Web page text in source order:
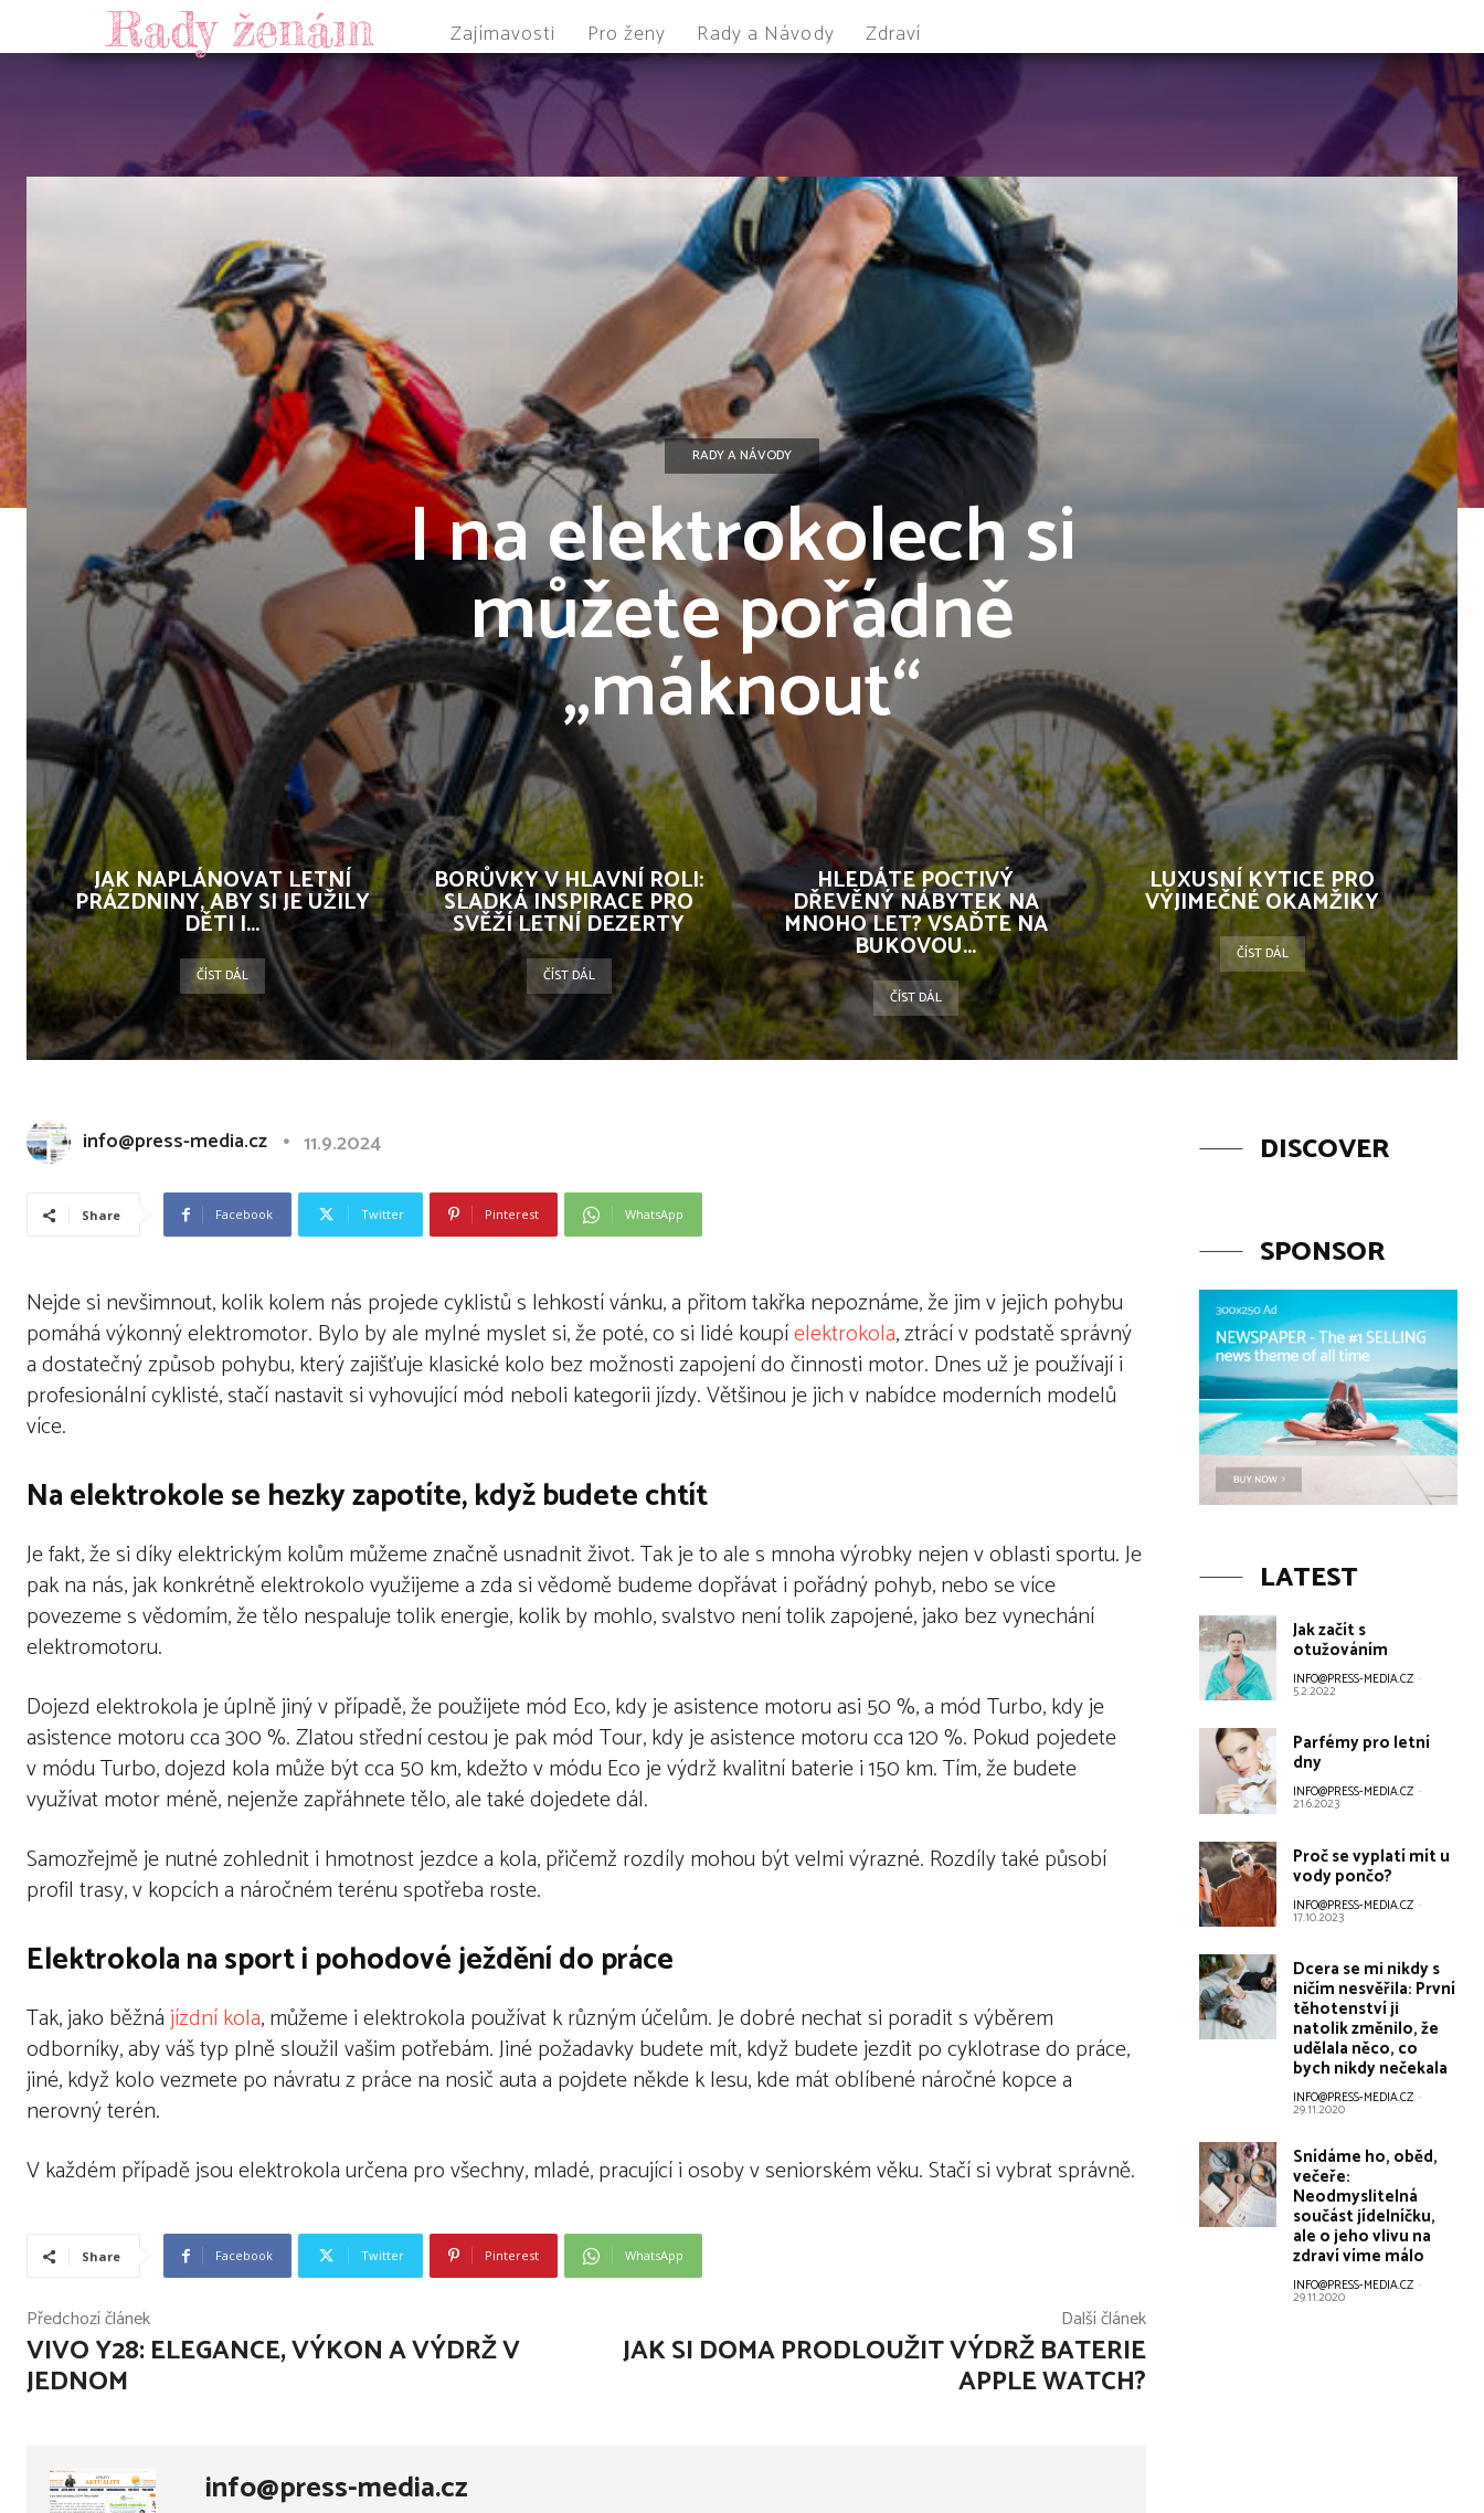
Rady ženám Zajímavosti Pro ženy Rady a Návody Zdraví
RADY A NÁVODY
I na elektrokolech si
můžete pořádně
„máknout“
JAK NAPLÁNOVAT LETNÍ
PRÁZDNINY, ABY SI JE UŽILY
DĚTI I...
ČÍST DÁL
BORŮVKY V HLAVNÍ ROLI:
SLADKÁ INSPIRACE PRO
SVĚŽÍ LETNÍ DEZERTY
ČÍST DÁL
HLEDÁTE POCTIVÝ
DŘEVĚNÝ NÁBYTEK NA
MNOHO LET? VSAĎTE NA
BUKOVOU...
ČÍST DÁL
LUXUSNÍ KYTICE PRO
VÝJIMEČNÉ OKAMŽIKY
ČÍST DÁL
info@press-media.cz 11.9.2024
Share Facebook Twitter Pinterest WhatsApp
Nejde si nevšimnout, kolik kolem nás projede cyklistů s lehkostí vánku, a přitom takřka nepoznáme, že jim v jejich pohybu
pomáhá výkonný elektromotor. Bylo by ale mylné myslet si, že poté, co si lidé koupíelektrokola, ztrácí v podstatě správný
a dostatečný způsob pohybu, který zajišťuje klasické kolo bez možnosti zapojení do činnosti motor. Dnes už je používají i
profesionální cyklisté, stačí nastavit si vyhovující mód neboli kategorii jízdy. Většinou je jich v nabídce moderních modelů
více.
Na elektrokole se hezky zapotíte, když budete chtít
Je fakt, že si díky elektrickým kolům můžeme značně usnadnit život. Tak je to ale s mnoha výrobky nejen v oblasti sportu. Je
pak na nás, jak konkrétně elektrokolo využijeme a zda si vědomě budeme dopřávat i pořádný pohyb, nebo se více
povezeme s vědomím, že tělo nespaluje tolik energie, kolik by mohlo, svalstvo není tolik zapojené, jako bez vynechání
elektromotoru.
Dojezd elektrokola je úplně jiný v případě, že použijete mód Eco, kdy je asistence motoru asi 50 %, a mód Turbo, kdy je
asistence motoru cca 300 %. Zlatou střední cestou je pak mód Tour, kdy je asistence motoru cca 120 %. Pokud pojedete
v módu Turbo, dojezd kola může být cca 50 km, kdežto v módu Eco je výdrž kvalitní baterie i 150 km. Tím, že budete
využívat motor méně, nejenže zapřáhnete tělo, ale také dojedete dál.
Samozřejmě je nutné zohlednit i hmotnost jezdce a kola, přičemž rozdíly mohou být velmi výrazné. Rozdíly také působí
profil trasy, v kopcích a náročném terénu spotřeba roste.
Elektrokola na sport i pohodové ježdění do práce
Tak, jako běžnájízdní kola, můžeme i elektrokola používat k různým účelům. Je dobré nechat si poradit s výběrem
odborníky, aby váš typ plně sloužil vašim potřebám. Jiné požadavky budete mít, když budete jezdit po cyklotrase do práce,
jiné, když kolo vezmete po návratu z práce na nosič auta a pojdete někde k lesu, kde mát oblíbené náročné kopce a
nerovný terén.
V každém případě jsou elektrokola určena pro všechny, mladé, pracující i osoby v seniorském věku. Stačí si vybrat správně.
Share Facebook Twitter Pinterest WhatsApp
Předchozí článek
VIVO Y28: ELEGANCE, VÝKON A VÝDRŽ V
JEDNOM
Další článek
JAK SI DOMA PRODLOUŽIT VÝDRŽ BATERIE
APPLE WATCH?
info@press-media.cz
DISCOVER
SPONSOR
LATEST
Jak začít s
otužováním
INFO@PRESS-MEDIA.CZ -
5.2.2022
Parfémy pro letní
dny
INFO@PRESS-MEDIA.CZ -
21.6.2023
Proč se vyplatí mít u
vody pončo?
INFO@PRESS-MEDIA.CZ -
17.10.2023
Dcera se mi nikdy s
ničím nesvěřila: První
těhotenství ji
natolik změnilo, že
udělala něco, co
bych nikdy nečekala
INFO@PRESS-MEDIA.CZ -
29.11.2020
Snídáme ho, oběd,
večeře:
Neodmyslitelná
součást jídelníčku,
ale o jeho vlivu na
zdraví víme málo
INFO@PRESS-MEDIA.CZ -
29.11.2020